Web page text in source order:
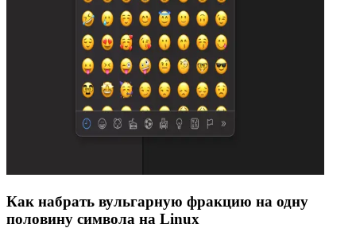
Как набрать вульгарную фракцию на одну
половину символа на Linux